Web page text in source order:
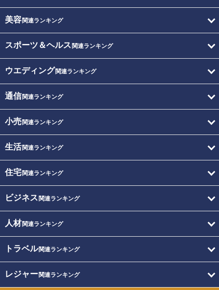
美容関連ランキング
スポーツ＆ヘルス 関連ランキング
ウエディング関連ランキング
通信関連ランキング
小売関連ランキング
生活関連ランキング
住宅関連ランキング
ビジネス 関連ランキング
人材関連ランキング
トラベル関連ランキング
レジャー関連ランキング